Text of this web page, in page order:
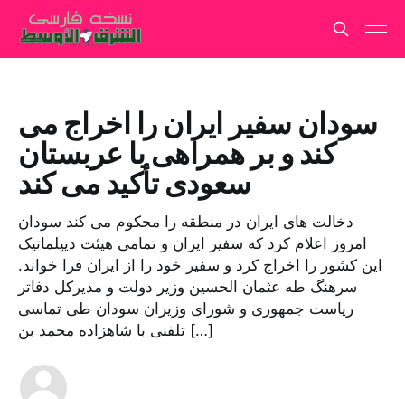
سودان سفیر ایران را اخراج می
کند و بر همراهی با عربستان
سعودی تأکید می کند
دخالت های ایران در منطقه را محکوم می کند سودان
امروز اعلام کرد که سفیر ایران و تمامی هیئت دیپلماتیک
این کشور را اخراج کرد و سفیر خود را از ایران فرا خواند.
سرهنگ طه عثمان الحسین وزیر دولت و مدیرکل دفاتر
ریاست جمهوری و شورای وزیران سودان طی تماسی
تلفنی با شاهزاده محمد بن […]